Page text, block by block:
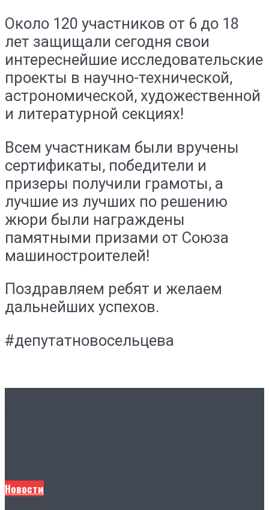
Около 120 участников от 6 до 18
лет защищали сегодня свои
интереснейшие исследовательские
проекты в научно-технической,
астрономической, художественной
и литературной секциях!
Всем участникам были вручены
сертификаты, победители и
призеры получили грамоты, а
лучшие из лучших по решению
жюри были награждены
памятными призами от Союза
машиностроителей!
Поздравляем ребят и желаем
дальнейших успехов.
#депутатновосельцева
Новости